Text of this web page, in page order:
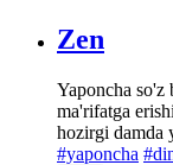
Zen
Yaponcha
ma'rifatga
hozirgi damda
#yaponcha